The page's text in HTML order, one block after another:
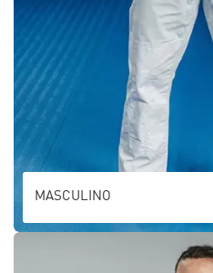
MASCULINO